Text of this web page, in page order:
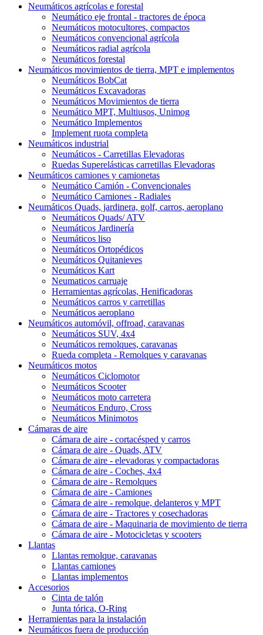
Neumáticos agrícolas e forestal
Neumático eje frontal - tractores de época
Neumáticos motocultores, compactos
Neumáticos convencional agrícola
Neumáticos radial agrícola
Neumáticos forestal
Neumáticos movimientos de tierra, MPT e implementos
Neumáticos BobCat
Neumáticos Excavadoras
Neumáticos Movimientos de tierra
Neumático MPT, Multiusos, Unimog
Neumático Implementos
Implement ruota completa
Neumáticos industrial
Neumáticos - Carretillas Elevadoras
Ruedas Superelásticas carretillas Elevadoras
Neumáticos camiones y camionetas
Neumático Camión - Convencionales
Neumático Camiones - Radiales
Neumáticos Quads, jardinera, golf, carros, aeroplano
Neumáticos Quads/ ATV
Neumáticos Jardinería
Neumáticos liso
Neumáticos Ortopédicos
Neumáticos Quitanieves
Neumáticos Kart
Neumaticos carruaje
Herramientas agrícolas, Henificadoras
Neumáticos carros y carretillas
Neumáticos aeroplano
Neumáticos automóvil, offroad, caravanas
Neumáticos SUV, 4x4
Neumáticos remolques, caravanas
Rueda completa - Remolques y caravanas
Neumáticos motos
Neumáticos Ciclomotor
Neumáticos Scooter
Neumáticos moto carretera
Neumáticos Enduro, Cross
Neumáticos Minimotos
Cámaras de aire
Cámara de aire - cortacésped y carros
Cámara de aire - Quads, ATV
Cámara de aire - elevadoras y compactadoras
Cámara de aire - Coches, 4x4
Cámara de aire - Remolques
Cámara de aire - Camiones
Cámara de aire - remolque, delanteros y MPT
Cámara de aire - Tractores y cosechadoras
Cámara de aire - Maquinaria de movimiento de tierra
Cámara de aire - Motocicletas y scooters
Llantas
Llantas remolque, caravanas
Llantas camiones
Llantas implementos
Accesorios
Cinta de talón
Junta tórica, O-Ring
Herramientas para la instalación
Neumáticos fuera de producción